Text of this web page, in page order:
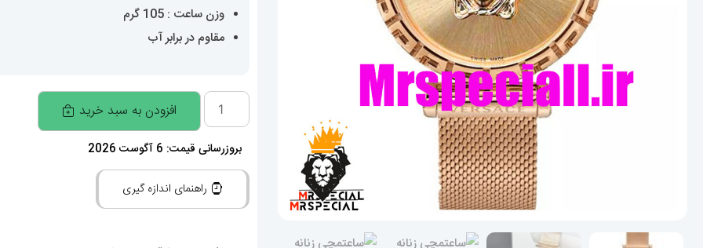
وزن ساعت : 105 گرم
مقاوم در برابر آب
ساعت
مچی
زنانه
ورساچه
افزودن به سبد خرید
بروزرسانی قیمت: 6 آگوست 2026
راهنمای اندازه گیری